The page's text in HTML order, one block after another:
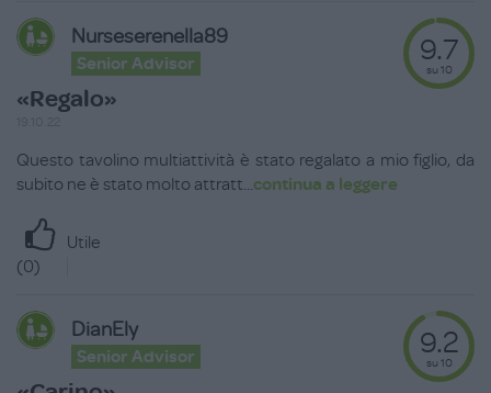
Nurseserenella89
Senior Advisor
«Regalo»
9.7
su 10
Questo tavolino multiattività è stato regalato a mio figlio, da
subito ne è stato molto attratt...continua a leggere
Utile
(0)
DianEly
Senior Advisor 9.2
su 10